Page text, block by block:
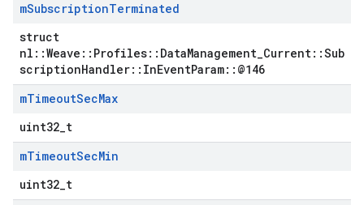
mSubscriptionTerminated
struct
nl::Weave::Profiles::DataManagement_Current::Sub
scriptionHandler::InEventParam::@146
mTimeoutSecMax
uint32_t
mTimeoutSecMin
uint32_t